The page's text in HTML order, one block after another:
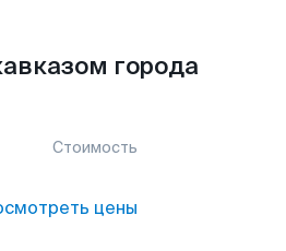
города
Стоимость
цены